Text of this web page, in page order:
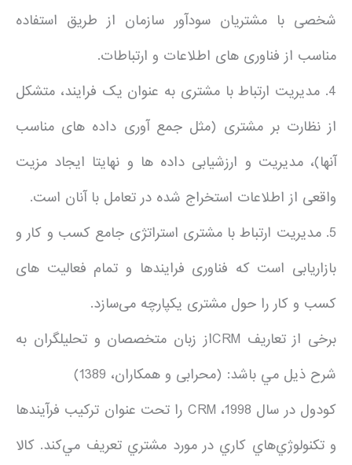
شخصی با مشتریان سودآور سازمان از طریق استفاده
مناسب از فناوری های اطلاعات و ارتباطات.
4. مدیریت ارتباط با مشتری به عنوان یک فرایند، متشکل
از نظارت بر مشتری (مثل جمع آوری داده های مناسب
آنها)، مدیریت و ارزشیابی داده ها و نهایتا ایجاد مزیت
واقعی از اطلاعات استخراج شده در تعامل با آنان است.
5. مدیریت ارتباط با مشتری استراتژی جامع کسب و کار و
بازاریابی است که فناوری فرایندها و تمام فعالیت های
کسب و کار را حول مشتری یکپارچه می‌سازد.
برخی از تعاريف CRMاز زبان متخصصان و تحليلگران به
شرح ذیل مي باشد: (محرابی و همکاران، 1389)
كودول در سال 1998، CRM را تحت عنوان ترکیب فرآیندها
و تكنولوژي‌هاي كاري در مورد مشتري تعريف مي‌كند. كالا